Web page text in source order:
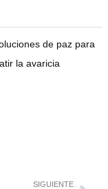
de paz para
la avaricia
SIGUIENTE